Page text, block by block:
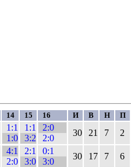
14 15 16 И В Н П
1:1
1:0
1:1
3:2
2:0
2:0
30 21 7 2
4:1
2:0
2:1
3:0
0:1
3:0
30 17 7 6